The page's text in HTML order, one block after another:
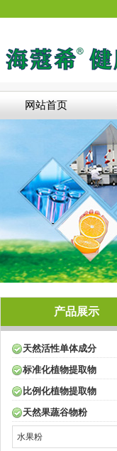
网站首页
产品展示
天然活性单体成分
标准化植物提取物
比例化植物提取物
天然果蔬谷物粉
水果粉